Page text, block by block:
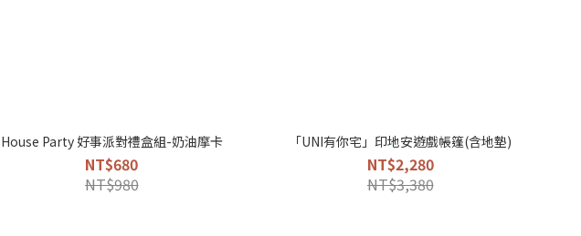
House Party 好事派對禮盒組-奶油摩卡
NT$680
NT$980
「UNI有你宅」印地安遊戲帳篷(含地墊)
NT$2,280
NT$3,380